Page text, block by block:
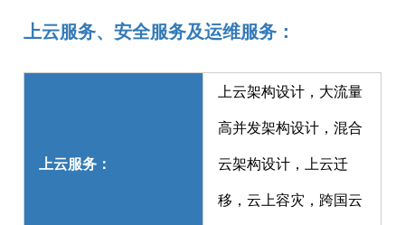
上云服务、安全服务及运维服务：
上云服务：
上云架构设计，大流量
高并发架构设计，混合
云架构设计，上云迁
移，云上容灾，跨国云